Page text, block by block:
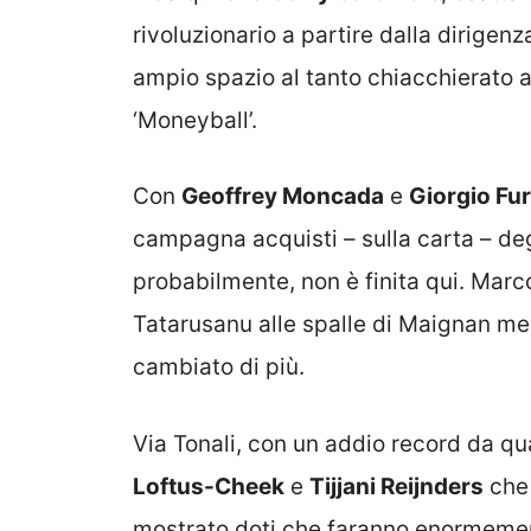
rivoluzionario a partire dalla
ampio spazio al tanto chiacchierato
‘Moneyball’.
Con Geoffrey Moncada e Giorgio
campagna acquisti – sulla carta –
probabilmente, non è finita qui.
Tatarusanu alle spalle di Maignan
cambiato di più.
Via Tonali, con un addio record da
Loftus-Cheek e Tijjani Reijnders